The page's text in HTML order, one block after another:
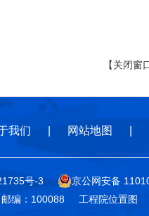
【关闭窗
我们 网站地图
号-3
京公网安备
邮编：100088
工程院位置图